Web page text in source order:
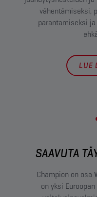
vähentämiseksi,
parantamiseksi
LUE
SAAVUTA
Champion on osa
on yksi